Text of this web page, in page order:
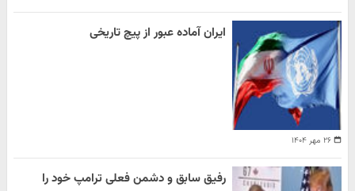
۲۶ مهر ۱۴۰۴
ایران آماده عبور از پیچ تاریخی
رفیق سابق و دشمن فعلی ترامپ خود را